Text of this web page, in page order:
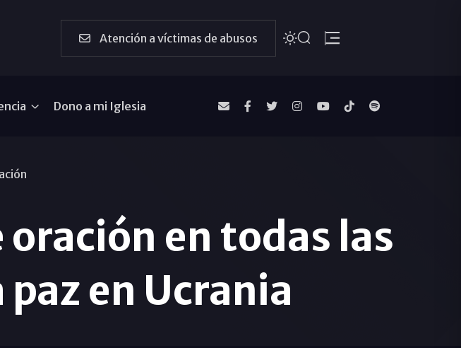
Atención a víctimas de abusos
Dono a mi Iglesia
oración en todas las
en Ucrania